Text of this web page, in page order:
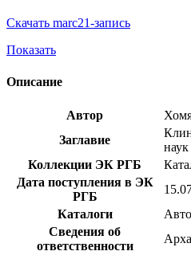
Скачать marc21-запись
Показать
Описание
Автор
Заглавие
Коллекции ЭК РГБ
Дата поступления в ЭК
РГБ
Каталоги
Сведения об
ответственности